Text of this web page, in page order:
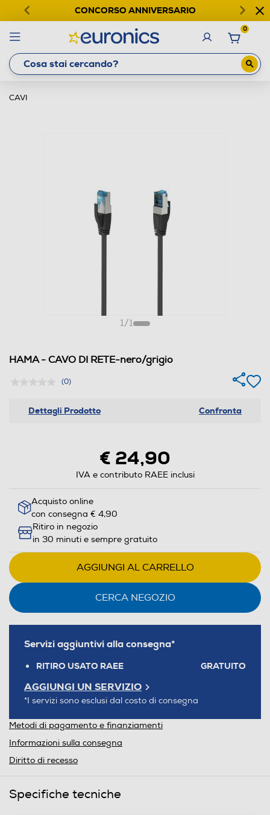
CONCORSO ANNIVERSARIO
0
CAVI
1/1
HAMA - CAVO DI RETE-nero/grigio
(0)
Dettagli Prodotto Confronta
€ 24,90
IVA e contributo RAEE inclusi
Acquisto online
con consegna € 4,90
Ritiro in negozio
in 30 minuti e sempre gratuito
AGGIUNGI AL CARRELLO
CERCA NEGOZIO
Servizi aggiuntivi alla consegna*
RITIRO USATO RAEE GRATUITO
AGGIUNGI UN SERVIZIO
*I servizi sono esclusi dal costo di consegna
Metodi di pagamento e finanziamenti
Informazioni sulla consegna
Diritto di recesso
Specifiche tecniche